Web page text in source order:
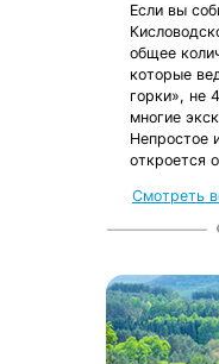
Если вы
общее
которые
горки», не
многие
Непростое
откроется
Смотреть